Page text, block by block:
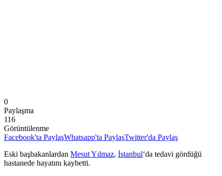
0
Paylaşma
116
Görüntülenme
Facebook'ta PaylaşWhatsapp'ta PaylaşTwitter'da Paylaş
Eski başbakanlardan Mesut Yılmaz, İstanbul‘da tedavi gördüğü
hastanede hayatını kaybetti.